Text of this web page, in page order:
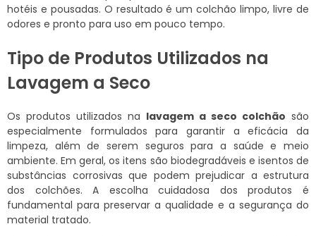
hotéis e pousadas. O resultado é um colchão limpo, livre de
odores e pronto para uso em pouco tempo.
Tipo de Produtos Utilizados na
Lavagem a Seco
Os produtos utilizados na lavagem a seco colchão são
especialmente formulados para garantir a eficácia da
limpeza, além de serem seguros para a saúde e meio
ambiente. Em geral, os itens são biodegradáveis e isentos de
substâncias corrosivas que podem prejudicar a estrutura
dos colchões. A escolha cuidadosa dos produtos é
fundamental para preservar a qualidade e a segurança do
material tratado.